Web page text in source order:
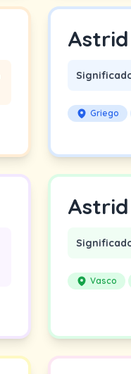
Astrid
Griego
Astrid
Vasco